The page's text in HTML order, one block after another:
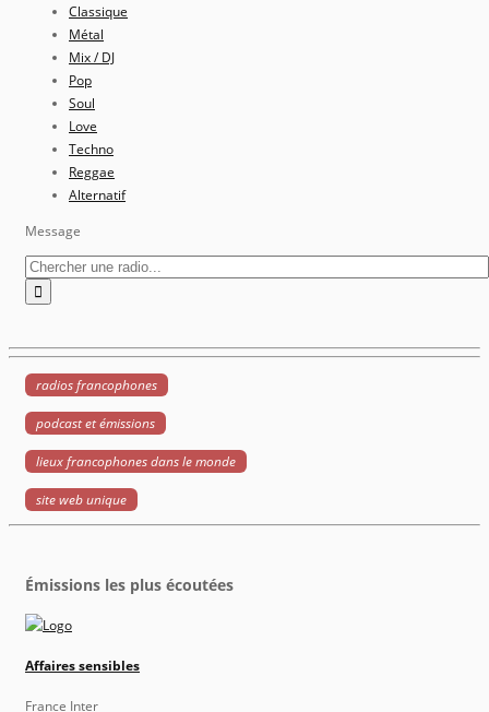
Classique
Métal
Mix / DJ
Pop
Soul
Love
Techno
Reggae
Alternatif
Message
radios francophones
podcast et émissions
lieux francophones dans le monde
site web unique
Émissions les plus écoutées
Affaires sensibles
France Inter